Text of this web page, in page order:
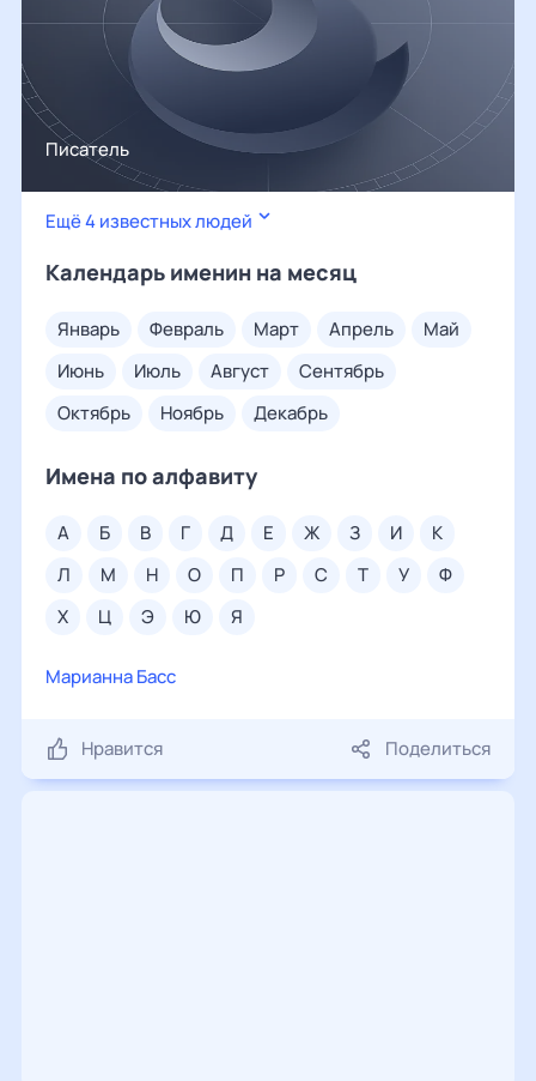
Писатель
Ещё 4 известных людей
Календарь именин на месяц
январь февраль март апрель
май
июнь
июль август
сентябрь
октябрь
ноябрь декабрь
Имена по алфавиту
а б в г д е ж з и
к
л
м н о п р с т у
ф
х
ц э ю я
Марианна Басс
Нравится Поделиться